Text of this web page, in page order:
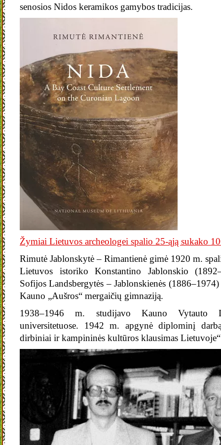
senosios Nidos keramikos gamybos tradicijas.
Žymiai Lietuvos archeologei spalio 25-ąją sukako
Rimutė Jablonskytė – Rimantienė gimė 1920 m.
Lietuvos istoriko Konstantino Jablonskio
Sofijos Landsbergytės – Jablonskienės
Kauno „Aušros“ mergaičių gimnaziją.
1938–1946 m. studijavo Kauno Vytauto
universitetuose. 1942 m. apgynė diplominį
dirbiniai ir kampininės kultūros klausimas